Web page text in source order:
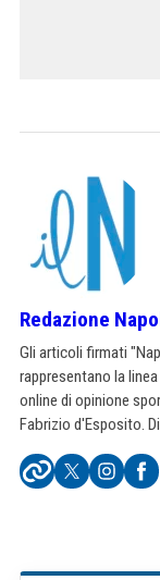
Redazione
Gli articoli firmati
rappresentano la
online di opinione
Fabrizio d'Esposito.